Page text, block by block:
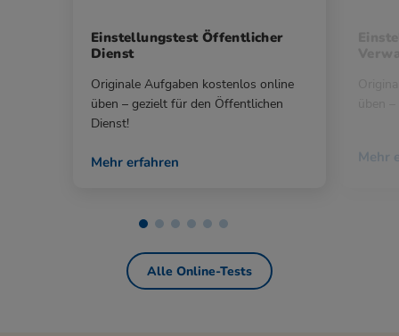
Einstellungstest Öffentlicher
Dienst
Originale Aufgaben kostenlos online
üben – gezielt für den Öffentlichen
Dienst!
Mehr erfahren Mehr
Alle Online-Tests